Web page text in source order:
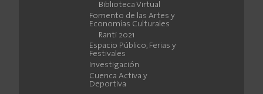
Biblioteca Virtual
Fomento de las Artes y
Economías Culturales
Ranti 2021
Espacio Público, Ferias y
Festivales
Investigación
Cuenca Activa y
Deportiva